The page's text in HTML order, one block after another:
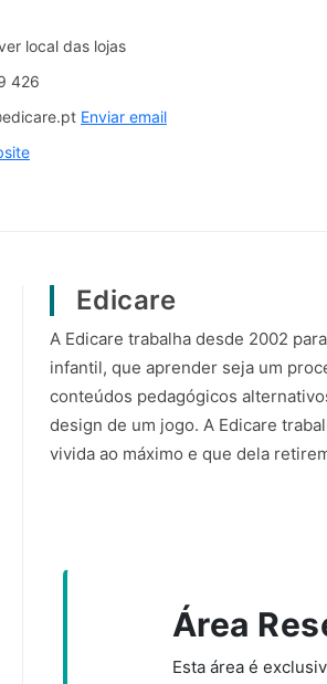
local das lojas
426
Enviar email
Edicare
A Edicare trabalha desde 2002
infantil, que aprender seja um
conteúdos pedagógicos
design de um jogo. A Edicare
vivida ao máximo e que dela
Área
Esta área é